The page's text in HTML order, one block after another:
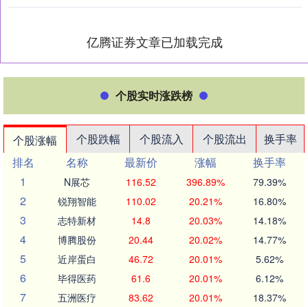
亿腾证券文章已加载完成
个股实时涨跌榜
个股涨幅 个股跌幅 个股流入 个股流出
换手率
排名
名称 最新价 涨幅
换手率
1
N展芯 116.52 396.89% 79.39%
2 锐翔智能 110.02 20.21% 16.80%
3 志特新材 14.8 20.03% 14.18%
4 博腾股份 20.44 20.02% 14.77%
5 近岸蛋白 46.72 20.01% 5.62%
6 毕得医药 61.6 20.01% 6.12%
7 五洲医疗 83.62 20.01% 18.37%